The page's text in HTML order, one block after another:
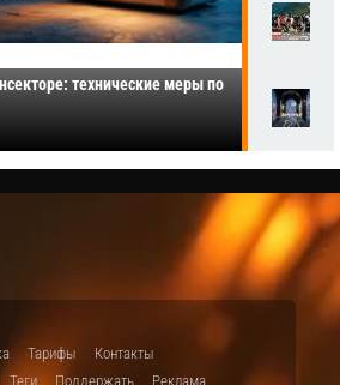
технические меры по
Тарифы
Контакты
Теги Поддержать Реклама